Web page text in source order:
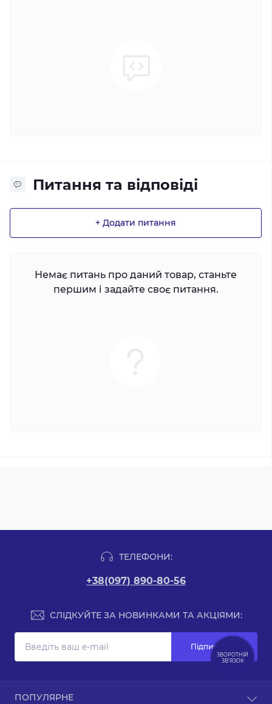
Питання та відповіді
+ Додати питання
Немає питань про даний товар, станьте
першим і задайте своє питання.
ТЕЛЕФОНИ:
+38(097) 890-80-56
СЛІДКУЙТЕ ЗА НОВИНКАМИ ТА АКЦІЯМИ:
Підпишіться
ПОПУЛЯРНЕ
ЗВОРОТНІЙ
ЗВ’ЯЗОК